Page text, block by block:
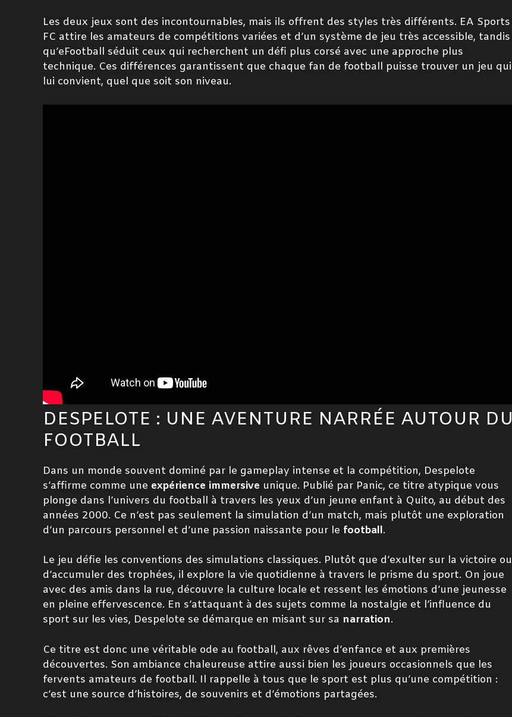
Les deux jeux sont des incontournables, mais ils offrent des styles très différents. EA Sports
FC attire les amateurs de compétitions variées et d’un système de jeu très accessible, tandis
qu’eFootball séduit ceux qui recherchent un défi plus corsé avec une approche plus
technique. Ces différences garantissent que chaque fan de football puisse trouver un jeu qui
lui convient, quel que soit son niveau.
DESPELOTE : UNE AVENTURE NARRÉE AUTOUR DU
FOOTBALL
Dans un monde souvent dominé par le gameplay intense et la compétition, Despelote
s’affirme comme une expérience immersive unique. Publié par Panic, ce titre atypique vous
plonge dans l’univers du football à travers les yeux d’un jeune enfant à Quito, au début des
années 2000. Ce n’est pas seulement la simulation d’un match, mais plutôt une exploration
d’un parcours personnel et d’une passion naissante pour le football.
Le jeu défie les conventions des simulations classiques. Plutôt que d’exulter sur la victoire ou
d’accumuler des trophées, il explore la vie quotidienne à travers le prisme du sport. On joue
avec des amis dans la rue, découvre la culture locale et ressent les émotions d’une jeunesse
en pleine effervescence. En s’attaquant à des sujets comme la nostalgie et l’influence du
sport sur les vies, Despelote se démarque en misant sur sa narration.
Ce titre est donc une véritable ode au football, aux rêves d’enfance et aux premières
découvertes. Son ambiance chaleureuse attire aussi bien les joueurs occasionnels que les
fervents amateurs de football. Il rappelle à tous que le sport est plus qu’une compétition :
c’est une source d’histoires, de souvenirs et d’émotions partagées.